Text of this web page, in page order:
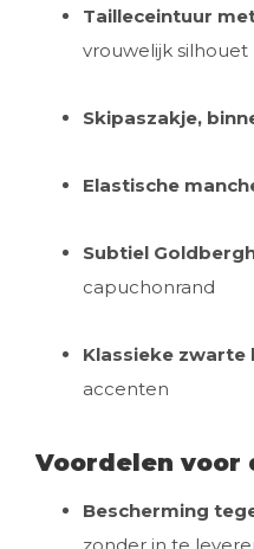
Tailleceintuur
vrouwelijk silhouet
Skipaszakje,
Elastische
Subtiel
capuchonrand
Klassieke zwarte
accenten
Voordelen voor
Bescherming